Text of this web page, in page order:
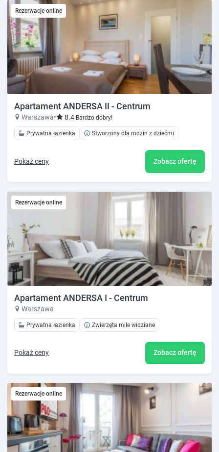
Rezerwacje online
Apartament ANDERSA II - Centrum
Warszawa• 8.4 Bardzo dobry!
Prywatna łazienka Stworzony dla rodzin z dziećmi
Pokaż ceny Zobacz ofertę
Rezerwacje online
Apartament ANDERSA I - Centrum
Warszawa
Prywatna łazienka Zwierzęta mile widziane
Pokaż ceny Zobacz ofertę
Rezerwacje online